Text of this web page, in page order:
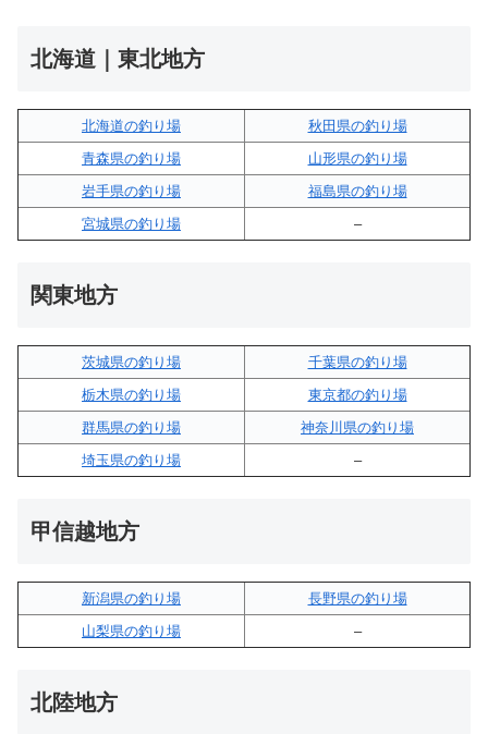
北海道｜東北地方
北海道の釣り場
秋田県の釣り場
青森県の釣り場
山形県の釣り場
岩手県の釣り場
福島県の釣り場
宮城県の釣り場
–
関東地方
茨城県の釣り場
千葉県の釣り場
栃木県の釣り場
東京都の釣り場
群馬県の釣り場
神奈川県の釣り場
埼玉県の釣り場
–
甲信越地方
新潟県の釣り場
長野県の釣り場
山梨県の釣り場
–
北陸地方